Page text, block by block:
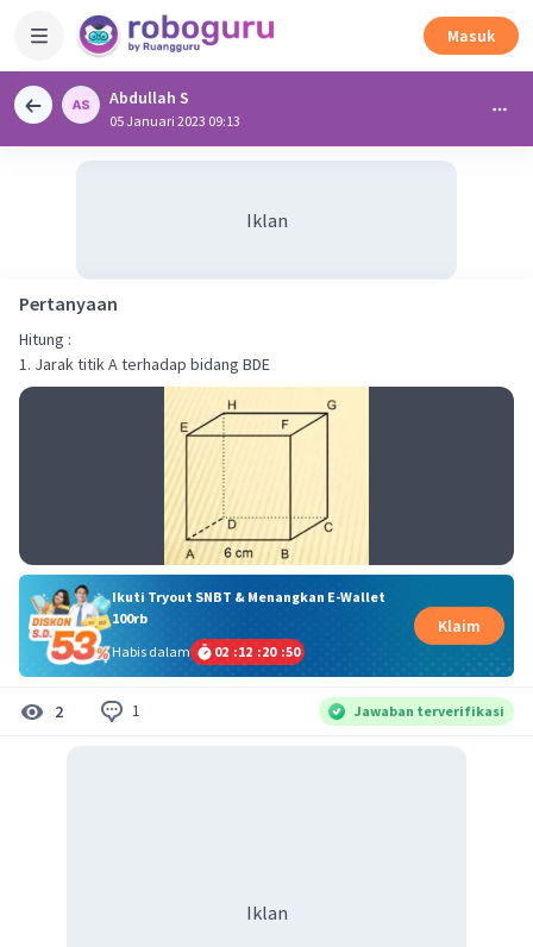
Masuk
Abdullah S
05 Januari 2023 09:13
Iklan
Pertanyaan
Hitung :
1. Jarak titik A terhadap bidang BDE
Ikuti Tryout SNBT & Menangkan E-Wallet
100rb
Habis dalam
02 :12 :20 :49
Klaim
2 1 Jawaban terverifikasi
Iklan